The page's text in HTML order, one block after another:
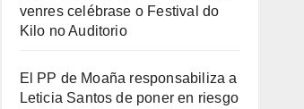
venres celébrase o Festival do
Kilo no Auditorio
El PP de Moaña responsabiliza a
Leticia Santos de poner en riesgo